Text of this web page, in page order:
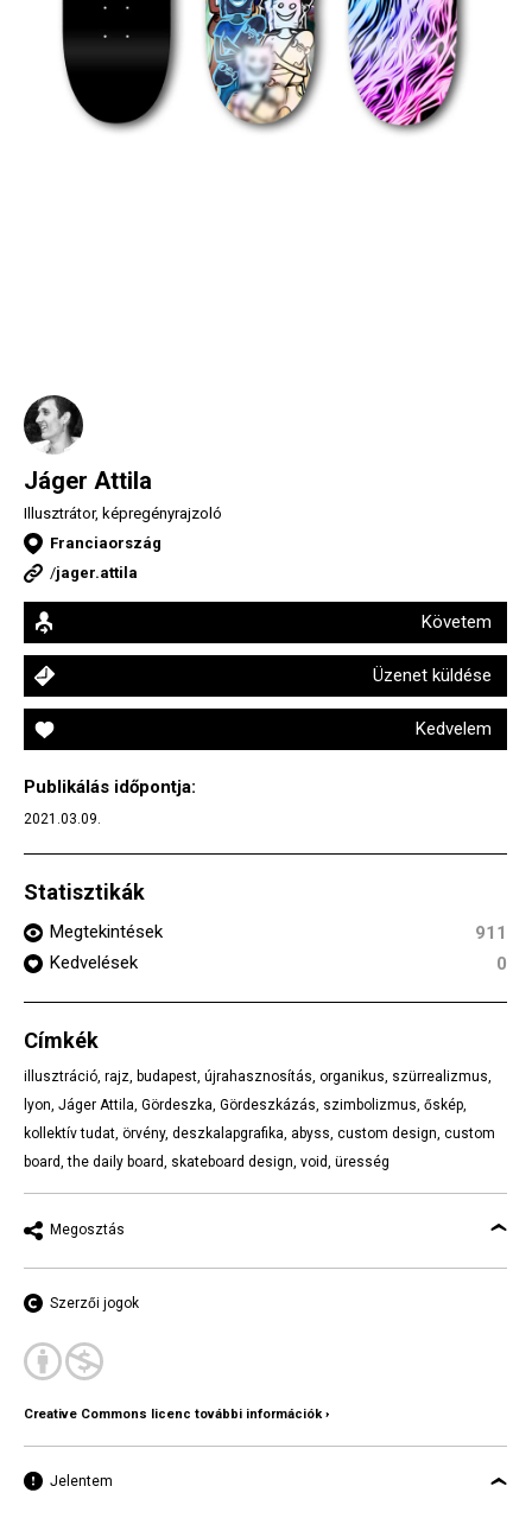
Jáger Attila
Illusztrátor, képregényrajzoló
Franciaország
/jager.attila
Követem
Üzenet küldése
Kedvelem
Publikálás időpontja:
2021.03.09.
Statisztikák
Megtekintések
911
Kedvelések
0
Címkék
illusztráció rajz budapest újrahasznosítás organikus szürrealizmus
lyon Jáger Attila Gördeszka Gördeszkázás szimbolizmus őskép
kollektív tudat örvény, deszkalapgrafika abyss custom design custom
board ,the daily board skateboard design void üresség
Megosztás
Szerzői jogok
Creative Commons licenc további információk ›
Jelentem